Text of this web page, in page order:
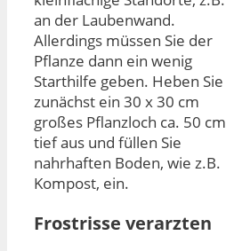
an der Laubenwand.
Allerdings müssen Sie der
Pflanze dann ein wenig
Starthilfe geben. Heben Sie
zunächst ein 30 x 30 cm
großes Pflanzloch ca. 50 cm
tief aus und füllen Sie
nahrhaften Boden, wie z.B.
Kompost, ein.
Frostrisse verarzten